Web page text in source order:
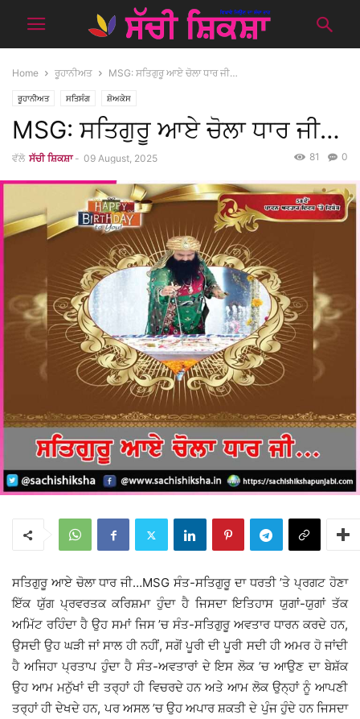
Home ਰੂਹਾਨੀਅਤ MSG: ਸਤਿਗੁਰੂ ਆਏ ਚੋਲਾ ਧਾਰ ਜੀ…
ਰੂਹਾਨੀਅਤ ਸਤਿਸੰਗ ਸ਼ੋਅਕੇਸ
MSG: ਸਤਿਗੁਰੂ ਆਏ ਚੋਲਾ ਧਾਰ ਜੀ…
ਵੱਲੋ ਸੱਚੀ ਸ਼ਿਕਸ਼ਾ - 09 August, 2025 0
81
ਸਤਿਗੁਰੂ ਆਏ ਚੋਲਾ ਧਾਰ ਜੀ…MSG ਸੰਤ-ਸਤਿਗੁਰੂ ਦਾ ਧਰਤੀ ’ਤੇ ਪ੍ਰਗਟ ਹੋਣਾ
ਇੱਕ ਯੁੱਗ ਪ੍ਰਵਰਤਕ ਕਰਿਸ਼ਮਾ ਹੁੰਦਾ ਹੈ ਜਿਸਦਾ ਇਤਿਹਾਸ ਯੁਗਾਂ-ਯੁਗਾਂ ਤੱਕ
ਅਮਿੱਟ ਰਹਿੰਦਾ ਹੈ ਉਹ ਸਮਾਂ ਜਿਸ ’ਚ ਸੰਤ-ਸਤਿਗੁਰੂ ਅਵਤਾਰ ਧਾਰਨ ਕਰਦੇ ਹਨ,
ਉਸਦੀ ਉਹ ਘੜੀ ਜਾਂ ਸਾਲ ਹੀ ਨਹੀਂ, ਸਗੋਂ ਪੂਰੀ ਦੀ ਪੂਰੀ ਸਦੀ ਹੀ ਅਮਰ ਹੋ ਜਾਂਦੀ
ਹੈ ਅਜਿਹਾ ਪ੍ਰਤਾਪ ਹੁੰਦਾ ਹੈ ਸੰਤ-ਅਵਤਾਰਾਂ ਦੇ ਇਸ ਲੋਕ ’ਚ ਆਉਣ ਦਾ ਬੇਸ਼ੱਕ
ਉਹ ਆਮ ਮਨੁੱਖਾਂ ਦੀ ਤਰ੍ਹਾਂ ਹੀ ਵਿਚਰਦੇ ਹਨ ਅਤੇ ਆਮ ਲੋਕ ਉਨ੍ਹਾਂ ਨੂੰ ਆਪਣੀ
ਤਰ੍ਹਾਂ ਹੀ ਦੇਖਦੇ ਹਨ, ਪਰ ਅਸਲ ’ਚ ਉਹ ਅਪਾਰ ਸ਼ਕਤੀ ਦੇ ਪੁੰਜ ਹੁੰਦੇ ਹਨ ਜਿਸਦਾ